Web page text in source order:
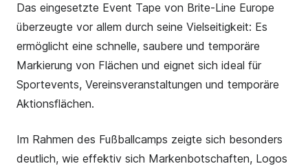
Das eingesetzte Event Tape von Brite-Line Europe
überzeugte vor allem durch seine Vielseitigkeit: Es
ermöglicht eine schnelle, saubere und temporäre
Markierung von Flächen und eignet sich ideal für
Sportevents, Vereinsveranstaltungen und temporäre
Aktionsflächen.
Im Rahmen des Fußballcamps zeigte sich besonders
deutlich, wie effektiv sich Markenbotschaften, Logos